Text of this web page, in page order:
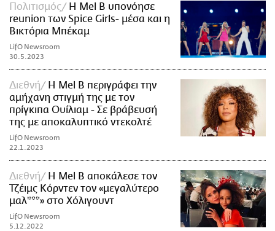
Πολιτισμός
Η Mel B υπονόησε
reunion των Spice Girls- μέσα και η
Βικτόρια Μπέκαμ
LifO Newsroom
30.5.2023
Διεθνή
Η Mel B περιγράφει την
αμήχανη στιγμή της με τον
πρίγκιπα Ουίλιαμ - Σε βράβευσή
της με αποκαλυπτικό ντεκολτέ
LifO Newsroom
22.1.2023
Διεθνή
Η Mel B αποκάλεσε τον
Τζέιμς Κόρντεν τον «μεγαλύτερο
μαλ***» στο Χόλιγουντ
LifO Newsroom
5.12.2022